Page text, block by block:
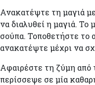
Ανακατέψτε τη μαγιά
να διαλυθεί η μαγιά. Το
σούπα. Τοποθετήστε το
ανακατέψτε μέχρι να
Αφαιρέστε τη ζύμη από
περίσσεψε σε μία